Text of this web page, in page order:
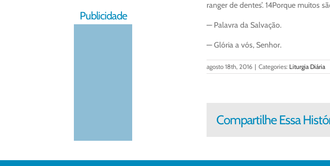
ranger de dentes’. 14Porque muitos
— Palavra da Salvação.
— Glória a vós, Senhor.
agosto 18th, 2016 | Categories: Liturgia Diária
Compartilhe Essa
Publicidade